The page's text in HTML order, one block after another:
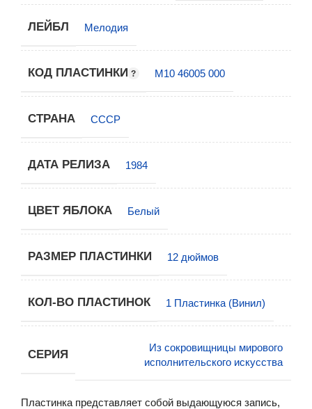
ЛЕЙБЛ Мелодия
КОД ПЛАСТИНКИ М10 46005 000
СТРАНА СССР
ДАТА РЕЛИЗА 1984
ЦВЕТ ЯБЛОКА Белый
РАЗМЕР ПЛАСТИНКИ 12 дюймов
КОЛ-ВО ПЛАСТИНОК 1 Пластинка (Винил)
СЕРИЯ
Из сокровищницы мирового
исполнительского искусства
Пластинка представляет собой выдающуюся запись,